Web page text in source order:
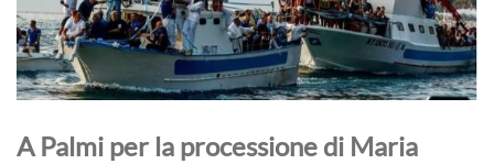
A Palmi per la processione di Maria